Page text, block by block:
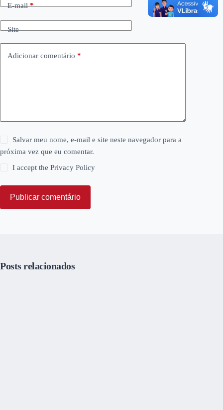
E-mail*
Site
Adicionar comentário *
Salvar meu nome, e-mail e site neste navegador para a
próxima vez que eu comentar.
I accept thePrivacy Policy
Publicar comentário
Posts relacionados